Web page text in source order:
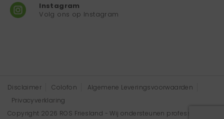
Instagram
Volg ons op Instagram
Disclaimer Colofon
Algemene Leveringsvoorwaarden
Privacyverklaring
Copyright 2026 ROS Friesland - Wij ondersteunen professionals